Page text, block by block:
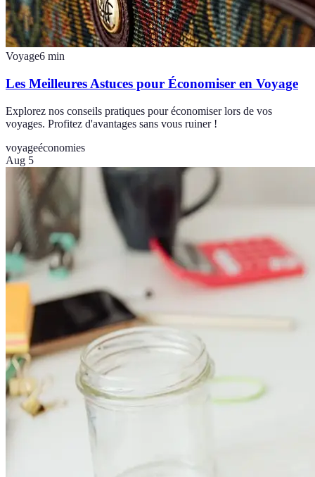
Voyage6 min
Les Meilleures Astuces pour Économiser en Voyage
Explorez nos conseils pratiques pour économiser lors de vos
voyages. Profitez d'avantages sans vous ruiner !
voyageéconomies
Aug 5